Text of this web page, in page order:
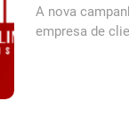
A nova
empresa de